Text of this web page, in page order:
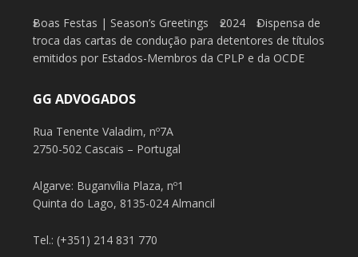
Boas Festas | Season’s Greetings 2024
Dispensa de
troca das cartas de condução para detentores de títulos
emitidos por Estados-Membros da CPLP e da OCDE
GG ADVOGADOS
Rua Tenente Valadim, nº7A
2750-502 Cascais – Portugal
Algarve: Buganvília Plaza, nº1
Quinta do Lago, 8135-024 Almancil
Tel.: (+351) 214 831 770